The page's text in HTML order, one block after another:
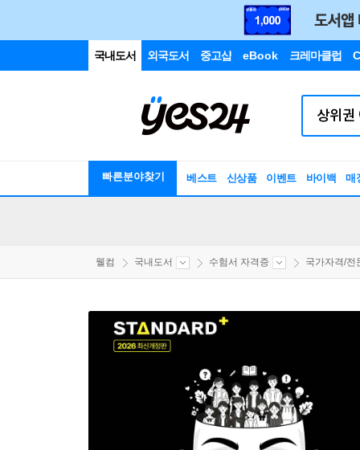
국내도서 외국도서 중고샵 eBook 크레마클럽
빠른분야찾기 베스트 신상품 이벤트 바이백 매
웰컴 국내도서 수험서 자격증 국가자격/전